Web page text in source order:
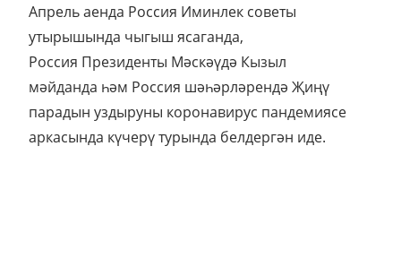
Апрель аенда Россия Иминлек советы
утырышында чыгыш ясаганда,
Россия Президенты Мәскәүдә Кызыл
мәйданда һәм Россия шәһәрләрендә Җиңү
парадын уздыруны коронавирус пандемиясе
аркасында күчерү турында белдергән иде.